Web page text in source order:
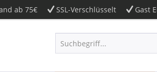
ab 75€ SSL-Verschlüsselt Gast